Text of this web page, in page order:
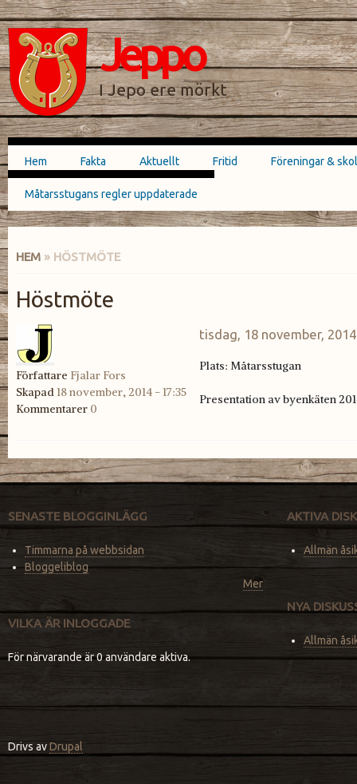
Hoppa till
huvudinnehåll
Skip to
navigation
Jeppo
I Jepo ere mörkt
SÖKFORMULÄR
Huvudmeny
Hem Fakta Aktuellt Fritid Föreningar &
Måtarsstugans regler uppdaterade
HEM » HÖSTMÖTE
Höstmöte
Författare Fjalar Fors
Skapad18 november, 2014 - 17:35
Kommentarer 0
tisdag, 18 november,
Plats: Måtarsstugan
Presentation av byenkäten
SENASTE BLOGGINLÄGG
Timmarna på webbsidan
Bloggeliblog
Mer
VILKA ÄR INLOGGADE
För närvarande är 0 användare aktiva.
AKTIVA
Allmän
NYA
Allmän
Drivs avDrupal